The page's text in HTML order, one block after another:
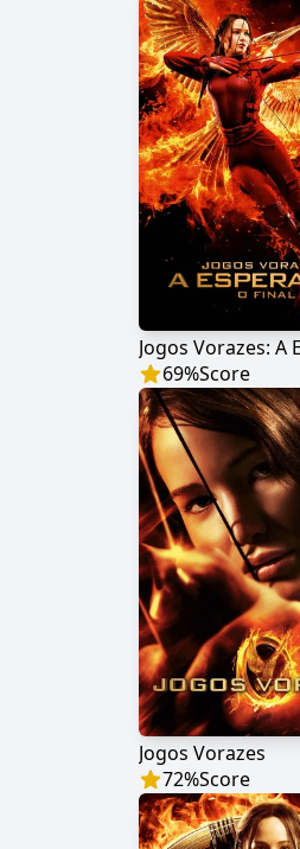
69%Score
Jogos Vorazes
72%Score